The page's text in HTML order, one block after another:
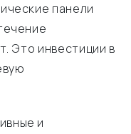
панели
Это инвестиции в
и